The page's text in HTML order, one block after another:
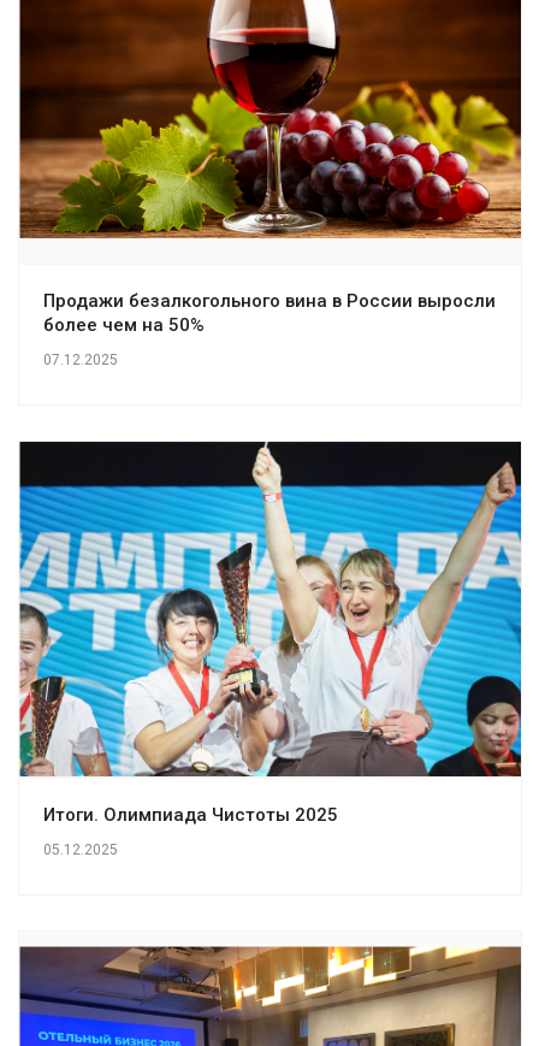
Продажи безалкогольного вина в России выросли
более чем на 50%
07.12.2025
Итоги. Олимпиада Чистоты 2025
05.12.2025